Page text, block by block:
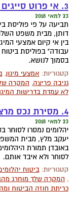
3. אי פרוט סייגים סמוך לנושא
23 למאי 2018
תביעה על פי פוליסת
דותן, מבית משפט
בין אי קיום אמצעי
עבודה" בפוליסת ביטוח
בסמוך לנושא.
קטגוריות: אמצעי מיגון,
גניבה פריצה, המקרה
לא עמדת בדרישות
4. מסירת נכס מרצון בידי גנב
23 למאי 2018
יהלומים נמסרו לסוחר
יעקב מלץ, מבית
באובדן תמורת
לסוחר ולא איבד אותם.
קטגוריות:ביטוח
, המקרה שלך מוחרג
כריתת חוזה הביטוח